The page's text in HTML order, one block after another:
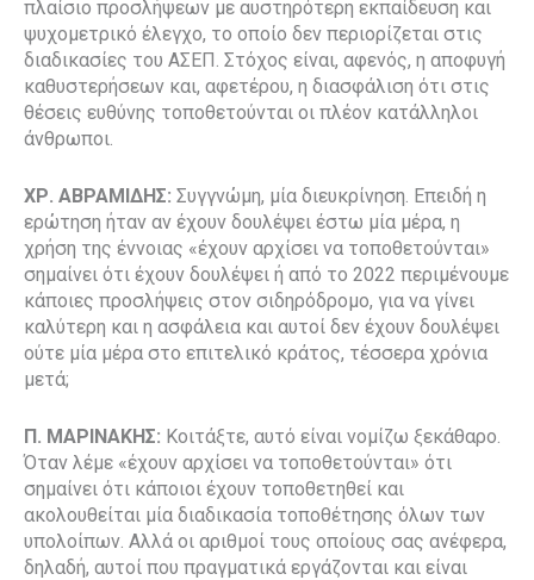
πλαίσιο προσλήψεων με αυστηρότερη εκπαίδευση και
ψυχομετρικό έλεγχο, το οποίο δεν περιορίζεται στις
διαδικασίες του ΑΣΕΠ. Στόχος είναι, αφενός, η αποφυγή
καθυστερήσεων και, αφετέρου, η διασφάλιση ότι στις
θέσεις ευθύνης τοποθετούνται οι πλέον κατάλληλοι
άνθρωποι.
ΧΡ. ΑΒΡΑΜΙΔΗΣ: Συγγνώμη, μία διευκρίνηση. Επειδή η
ερώτηση ήταν αν έχουν δουλέψει έστω μία μέρα, η
χρήση της έννοιας «έχουν αρχίσει να τοποθετούνται»
σημαίνει ότι έχουν δουλέψει ή από το 2022 περιμένουμε
κάποιες προσλήψεις στον σιδηρόδρομο, για να γίνει
καλύτερη και η ασφάλεια και αυτοί δεν έχουν δουλέψει
ούτε μία μέρα στο επιτελικό κράτος, τέσσερα χρόνια
μετά;
Π. ΜΑΡΙΝΑΚΗΣ: Κοιτάξτε, αυτό είναι νομίζω ξεκάθαρο.
Όταν λέμε «έχουν αρχίσει να τοποθετούνται» ότι
σημαίνει ότι κάποιοι έχουν τοποθετηθεί και
ακολουθείται μία διαδικασία τοποθέτησης όλων των
υπολοίπων. Αλλά οι αριθμοί τους οποίους σας ανέφερα,
δηλαδή, αυτοί που πραγματικά εργάζονται και είναι